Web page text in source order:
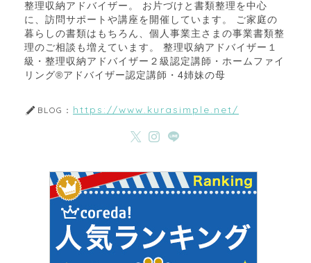
整理収納アドバイザー。 お片づけと書類整理を中心
に、訪問サポートや講座を開催しています。 ご家庭の
暮らしの書類はもちろん、個人事業主さまの事業書類整
理のご相談も増えています。 整理収納アドバイザー１
級・整理収納アドバイザー２級認定講師・ホームファイ
リング®アドバイザー認定講師・4姉妹の母
BLOG： https://www.kurasimple.net/